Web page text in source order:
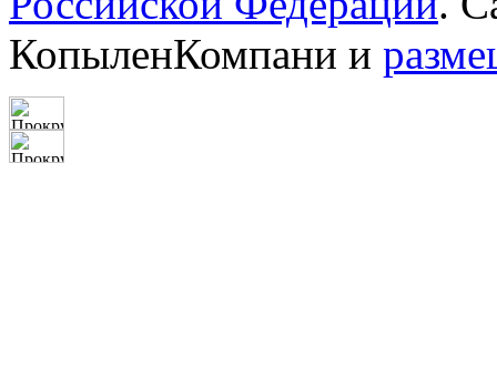
КопыленКомпани и